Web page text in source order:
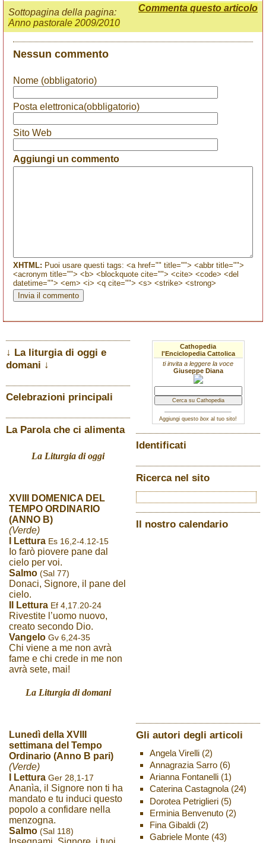
Commenta questo articolo
Sottopagina della pagina:
Anno pastorale 2009/2010
Nessun commento
Nome (obbligatorio)
Posta elettronica(obbligatorio)
Sito Web
Aggiungi un commento
XHTML: Puoi usare questi tags: <a href="" title=""> <abbr title="">
<acronym title=""> <b> <blockquote cite=""> <cite> <code> <del
datetime=""> <em> <i> <q cite=""> <s> <strike> <strong>
↓ La liturgia di oggi e
domani ↓
Celebrazioni principali
La Parola che ci alimenta
La Liturgia di oggi
XVIII DOMENICA DEL
TEMPO ORDINARIO
(ANNO B)
(Verde)
I Lettura Es 16,2-4.12-15
Io farò piovere pane dal
cielo per voi.
Salmo (Sal 77)
Donaci, Signore, il pane del
cielo.
II Lettura Ef 4,17.20-24
Rivestite l’uomo nuovo,
creato secondo Dio.
Vangelo Gv 6,24-35
Chi viene a me non avrà
fame e chi crede in me non
avrà sete, mai!
La Liturgia di domani
Lunedì della XVIII
settimana del Tempo
Ordinario (Anno B pari)
(Verde)
I Lettura Ger 28,1-17
Ananìa, il Signore non ti ha
mandato e tu induci questo
popolo a confidare nella
menzogna.
Salmo (Sal 118)
Cathopedia
l'Enciclopedia Cattolica
ti invita a leggere la voce
Giuseppe Diana
Aggiungi questo box al tuo sito!
Identificati
Ricerca nel sito
Il nostro calendario
Gli autori degli articoli
Angela Virelli(2)
Annagrazia Sarro(6)
Arianna Fontanelli(1)
Caterina Castagnola(24)
Dorotea Petriglieri(5)
Erminia Benvenuto(2)
Fina Gibaldi(2)
Gabriele Monte(43)